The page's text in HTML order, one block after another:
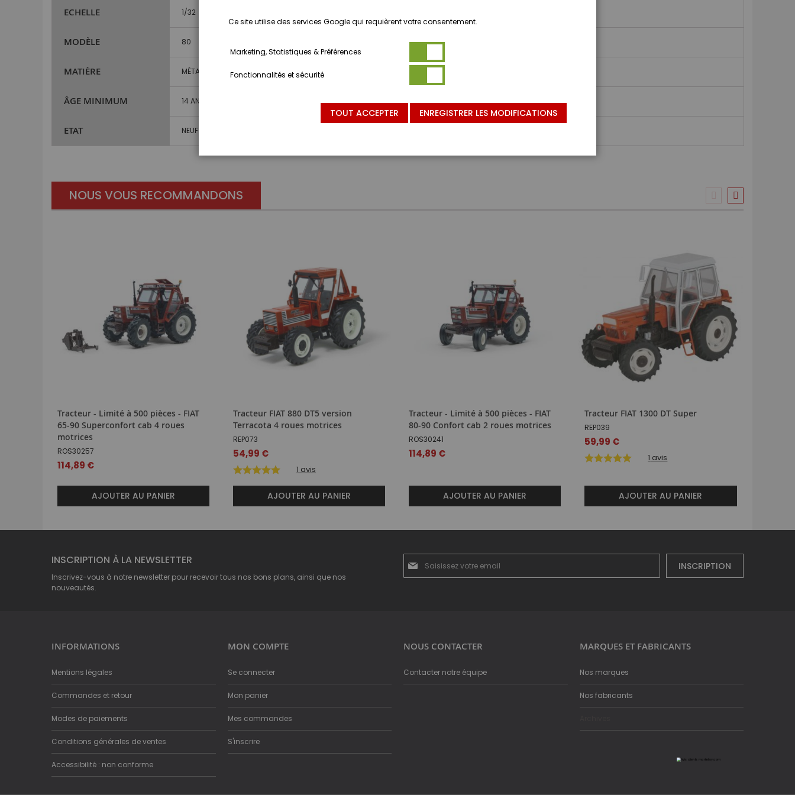
ECHELLE 1/32
MODÈLE 80
MATIÈRE MÉTAL ET PLASTIQUE
ÂGE MINIMUM 14 ANS ET PLUS
ETAT NEUF
NOUS VOUS RECOMMANDONS
Tracteur - Limité à 500 pièces - FIAT
65-90 Superconfort cab 4 roues
motrices
ROS30257
114,89 €
AJOUTER AU PANIER
Tracteur FIAT 880 DT5 version
Terracota 4 roues motrices
REP073
54,99 €
1 avis
AJOUTER AU PANIER
Tracteur - Limité à 500 pièces - FIAT
80-90 Confort cab 2 roues motrices
ROS30241
114,89 €
AJOUTER AU PANIER
Tracteur FIAT 1300 DT Super
REP039
59,99 €
1 avis
AJOUTER AU PANIER
INSCRIPTION À LA NEWSLETTER
Inscrivez-vous à notre newsletter pour recevoir tous nos bons plans, ainsi que nos
nouveautés.
notre
INSCRIPTION
INFORMATIONS
Mentions légales
Commandes et retour
Modes de paiements
Conditions générales de ventes
Accessibilité : non conforme
MON COMPTE
Se connecter
Mon panier
Mes commandes
S'inscrire
NOUS CONTACTER
Contacter notre équipe
MARQUES ET FABRICANTS
Nos marques
Nos fabricants
Ce site utilise des services Google qui requièrent votre consentement.
Marketing, Statistiques & Préférences
Fonctionnalités et sécurité
TOUT ACCEPTER ENREGISTRER LES MODIFICATIONS